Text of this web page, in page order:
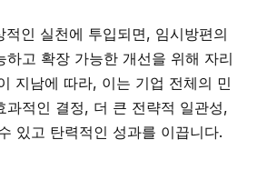
적인 실천에 투입되면, 임시방편의
하고 확장 가능한 개선을 위해 자리
지남에 따라, 이는 기업 전체의 민
과적인 결정, 더 큰 전략적 일관성,
있고 탄력적인 성과를 이끕니다.